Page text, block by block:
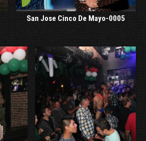
San Jose Cinco De Mayo-0005